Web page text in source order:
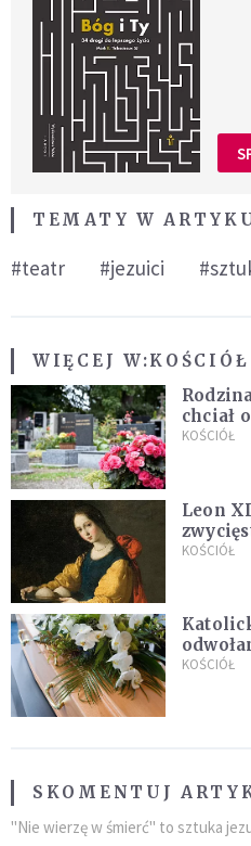
TEMATY W
#teatr #jezuici
WIĘCEJ W:KOŚCIÓŁ
chciał
KOŚCIÓŁ
Leon
KOŚCIÓŁ
KOŚCIÓŁ
SKOMENTUJ
"Nie wierzę w śmierć" to sztuka